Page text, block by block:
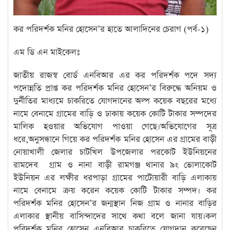
কর পরিদর্শক মনির হোসেন’র হাতে আলাদিনের চেরাগ (পর্ব-১)
এম ডি এন মাইকেলঃ
জাতীয় রাজস্ব বোর্ড এনবিআর এর কর পরিদর্শক পদে সদ্য
পদোন্নতি প্রাপ্ত কর পরিদর্শক মনির হোসেন’র বিরুদ্ধে অনিয়ম ও
দুর্নীতির মাধ্যমে চাকরিতে যোগদানের অল্প কয়েক বছরের মধ্যে
নামে বেনামে গ্রামের বাড়ি ও ঢাকায় কয়েক কোটি টাকার সম্পদের
মালিক হওয়ার অভিযোগ পাওয়া গেছে।অভিযোগের সূত্র
ধরে,অনুসন্ধানে গিয়ে কর পরিদর্শক মনির হোসেন এর গ্রামের বাড়ী
নোয়াখালী জেলার চাটখিল উপজেলার পরকোট ইউনিয়নের
রামদেব গ্রাম ও নানা বাড়ী রামগঞ্জ থানার ৯ং ভোলাকোট
ইউনিয়ন এর লক্ষীর ধরপাড়া গ্রামের পাটোয়ারী বাড়ি এলাকায়
নামে বেনামে ক্রয় করেন কয়েক কোটি টাকার সম্পদ। কর
পরিদর্শক মনির হোসেন’র জন্মস্থান নিজ গ্রাম ও নানার বাড়ির
এলাকার স্থানীয় বাসিন্দাদের সাথে কথা বলে জানা যায়।কল